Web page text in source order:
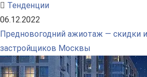
Тенденции
06.12.2022
Предновогодний ажиотаж — скидки
застройщиков Москвы